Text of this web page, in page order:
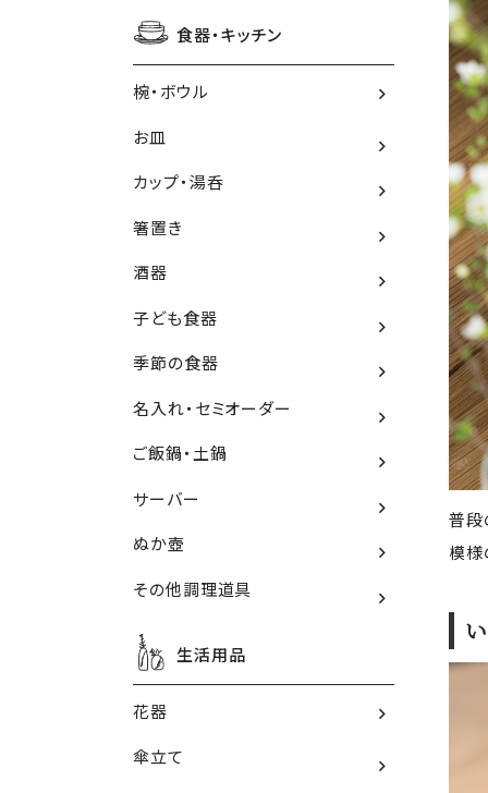
食器・キッチン
椀・ボウル
お皿
カップ・湯呑
箸置き
酒器
子ども食器
季節の食器
名入れ・セミオーダー
ご飯鍋・土鍋
サーバー
ぬか壺
その他調理道具
生活用品
花器
傘立て
普段
模様